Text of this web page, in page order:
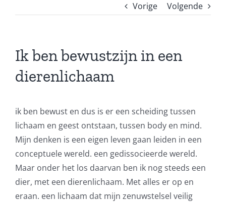
Vorige Volgende
Ik ben bewustzijn in een
dierenlichaam
ik ben bewust en dus is er een scheiding tussen
lichaam en geest ontstaan, tussen body en mind.
Mijn denken is een eigen leven gaan leiden in een
conceptuele wereld. een gedissocieerde wereld.
Maar onder het los daarvan ben ik nog steeds een
dier, met een dierenlichaam. Met alles er op en
eraan. een lichaam dat mijn zenuwstelsel veilig